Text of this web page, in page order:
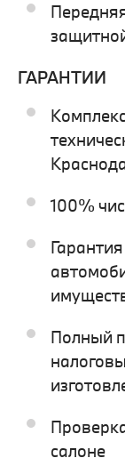
ГАРАНТИИ
100%
Полный
салоне